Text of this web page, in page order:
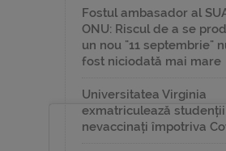
Fostul ambasador al
ONU: Riscul de a se
un nou "11 septembrie"
fost niciodată mai mare
Universitatea Virginia
exmatriculează studenții
nevaccinați împotriva